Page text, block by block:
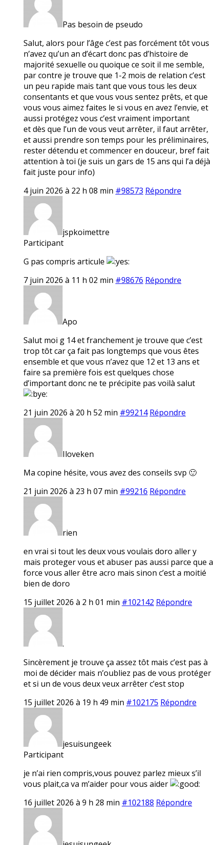
Pas besoin de pseudo
Salut, alors pour l’âge c’est pas forcément tôt vous
n’avez qu’un an d’écart donc pas d’histoire de
majorité sexuelle ou quoique ce soit il me semble,
par contre je trouve que 1-2 mois de relation c’est
un peu rapide mais tant que vous tous les deux
consentants et que vous vous sentez prêts, et que
vous vous aimez faites le si vous en avez l’envie, et
aussi protégez vous c’est vraiment important
et dès que l’un de vous veut arrêter, il faut arrêter,
et aussi prendre son temps pour les préliminaires,
rester détendu et commencer en douceur, bref fait
attention à toi (je suis un gars de 15 ans qui l’a déjà
fait juste pour info)
4 juin 2026 à 22 h 08 min #98573 Répondre
jspkoimettre
Participant
G pas compris articule
7 juin 2026 à 11 h 02 min #98676 Répondre
Apo
Salut moi g 14 et franchement je trouve que c’est
trop tôt car ça fait pas longtemps que vous êtes
ensemble et que vous n’avez que 12 et 13 ans et
faire sa première fois est quelques chose
d’important donc ne te précipite pas voilà salut
21 juin 2026 à 20 h 52 min #99214 Répondre
Iloveken
Ma copine hésite, vous avez des conseils svp 🙂
21 juin 2026 à 23 h 07 min #99216 Répondre
rien
en vrai si tout les deux vous voulais doro aller y
mais proteger vous et abuser pas aussi parce que a
force vous aller être acro mais sinon c’est a moitié
bien de doro
15 juillet 2026 à 2 h 01 min #102142 Répondre
.
Sincèrement je trouve ça assez tôt mais c’est pas à
moi de décider mais n’oubliez pas de vous protéger
et si un de vous deux veux arrêter c’est stop
15 juillet 2026 à 19 h 49 min #102175 Répondre
jesuisungeek
Participant
je n’ai rien compris,vous pouvez parlez mieux s’il
vous plait,ca va m’aider pour vous aider
16 juillet 2026 à 9 h 28 min #102188 Répondre